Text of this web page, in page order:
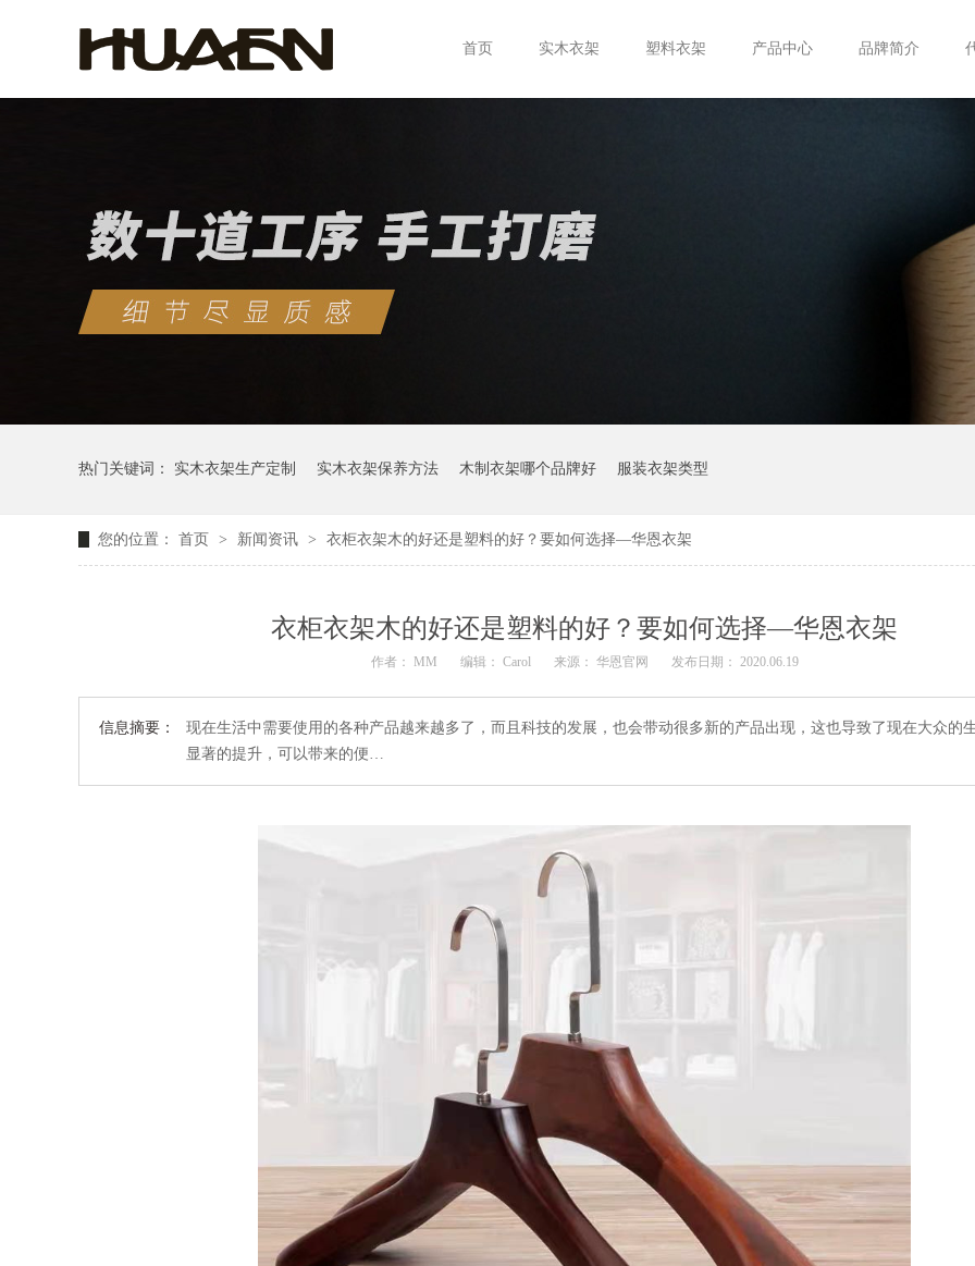
首页 实木衣架 塑料衣架 产品中心 品牌简介
热门关键词： 实木衣架生产定制 实木衣架保养方法 木制衣架哪个品牌好 服装衣架类型
您的位置： 首页 > 新闻资讯 > 衣柜衣架木的好还是塑料的好？要如何选择—华恩衣架
衣柜衣架木的好还是塑料的好？要如何选择—华恩衣架
作者： MM 编辑： Carol 来源： 华恩官网 发布日期： 2020.06.19
信息摘要：
现在生活中需要使用的各种产品越来越多了，而且科技的发展，也会带动很多新的产品出现，这也导致了现在大众的
显著的提升，可以带来的便…